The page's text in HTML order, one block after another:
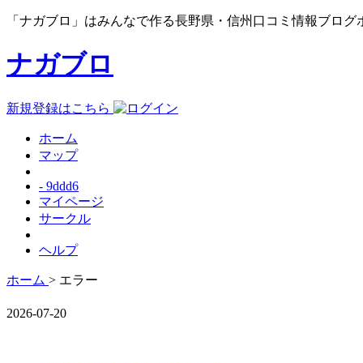
「ナガブロ」はみんなで作る長野県・信州口コミ情報ブログ
ナガブロ
新規登録はこちら
ホーム
マップ
- 9ddd6
マイページ
サークル
ヘルプ
ホーム > エラー
2026-07-20